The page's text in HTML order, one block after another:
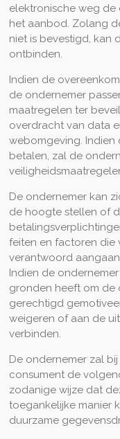
elektronische weg de
het aanbod. Zolang
niet is bevestigd, kan
ontbinden.
Indien de
de ondernemer
maatregelen ter
overdracht van data
webomgeving. Indien
betalen, zal de
De ondernemer kan
de hoogte stellen of
feiten en factoren die
verantwoord
Indien de
gronden heeft om de
gerechtigd
weigeren of aan de
verbinden.
De ondernemer zal
consument de
zodanige wijze dat
toegankelijke manier
duurzame